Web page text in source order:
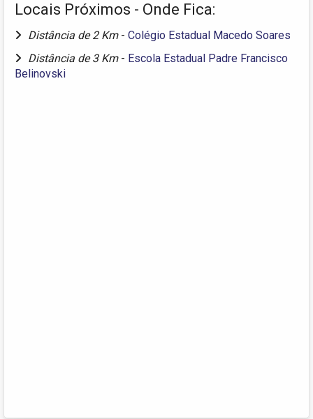
Locais Próximos - Onde Fica:
Distância de 2 Km - Colégio Estadual Macedo Soares
Distância de 3 Km - Escola Estadual Padre Francisco
Belinovski